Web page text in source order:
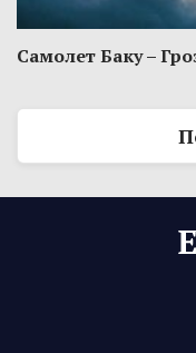
Самолет Баку –